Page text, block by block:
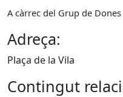
A càrrec del Grup de
Adreça:
Plaça de la Vila
Contingut